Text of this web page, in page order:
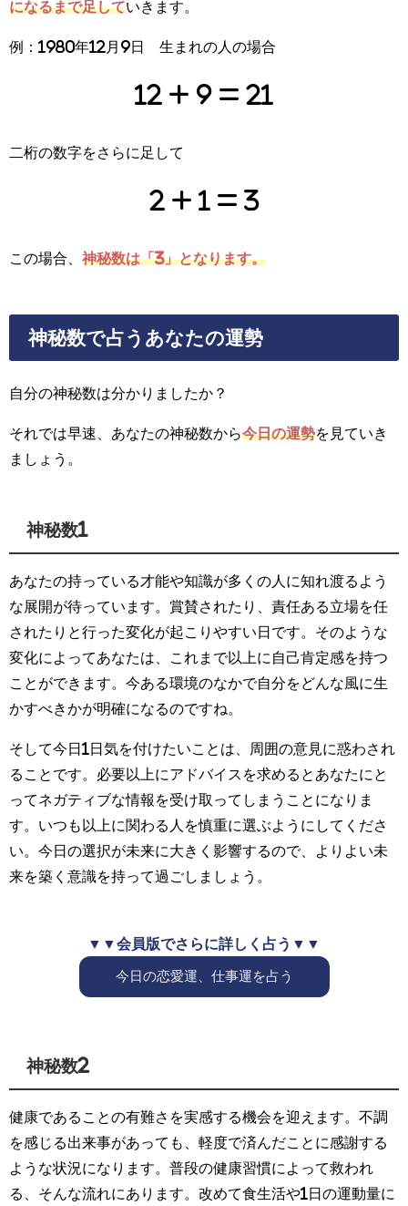
になるまで足していきます。
例：1980年12月9日 生まれの人の場合
12 + 9 = 21
二桁の数字をさらに足して
2 + 1 = 3
この場合、 神秘数は「3」となります。
神秘数で占うあなたの運勢
自分の神秘数は分かりましたか？
それでは早速、あなたの神秘数から今日の運勢を見ていき
ましょう。
神秘数1
あなたの持っている才能や知識が多くの人に知れ渡るよう
な展開が待っています。賞賛されたり、責任ある立場を任
されたりと行った変化が起こりやすい日です。そのような
変化によってあなたは、これまで以上に自己肯定感を持つ
ことができます。今ある環境のなかで自分をどんな風に生
かすべきかが明確になるのですね。
そして今日1日気を付けたいことは、周囲の意見に惑わされ
ることです。必要以上にアドバイスを求めるとあなたにと
ってネガティブな情報を受け取ってしまうことになりま
す。いつも以上に関わる人を慎重に選ぶようにしてくださ
い。今日の選択が未来に大きく影響するので、よりよい未
来を築く意識を持って過ごしましょう。
▼▼会員版でさらに詳しく占う▼▼
今日の恋愛運、仕事運を占う
神秘数2
健康であることの有難さを実感する機会を迎えます。不調
を感じる出来事があっても、軽度で済んだことに感謝する
ような状況になります。普段の健康習慣によって救われ
る、そんな流れにあります。改めて食生活や1日の運動量に